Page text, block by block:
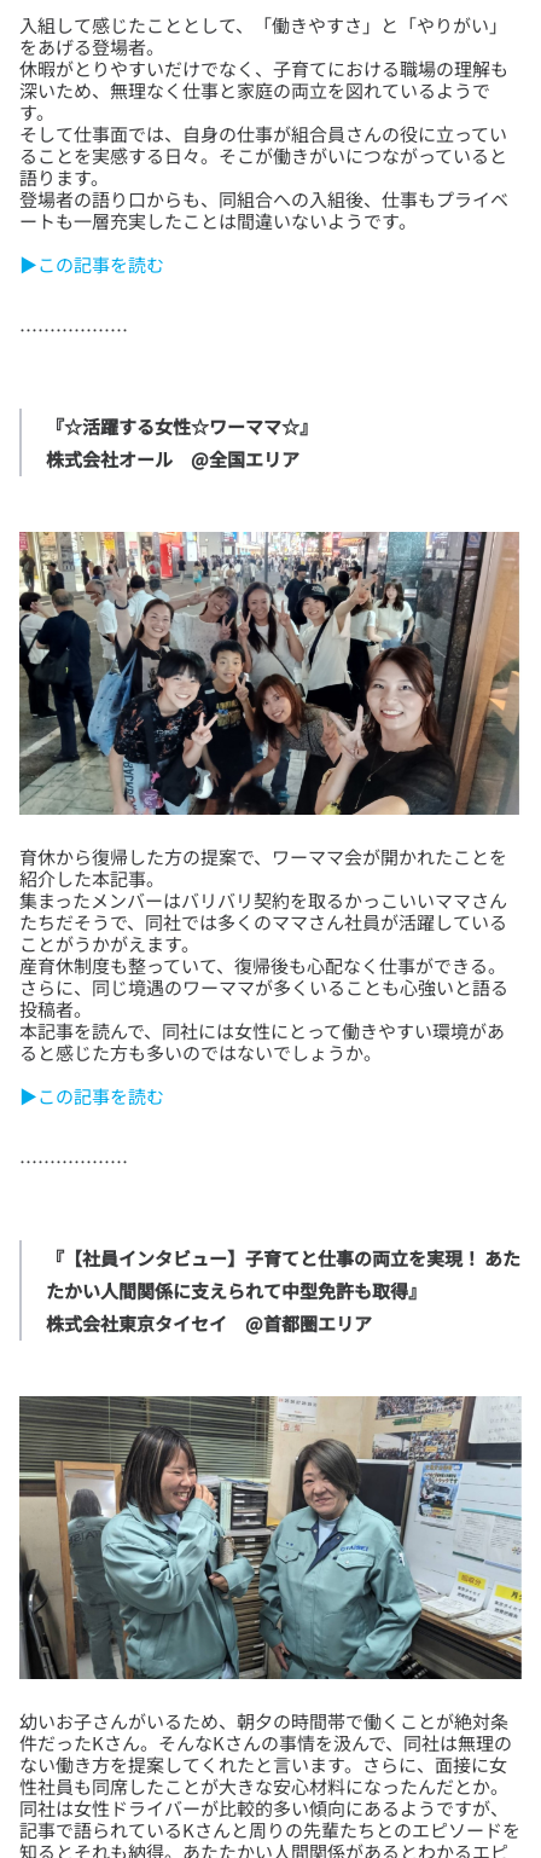
入組して感じたこととして、「働きやすさ」と「やりがい」
をあげる登場者。
休暇がとりやすいだけでなく、子育てにおける職場の理解も
深いため、無理なく仕事と家庭の両立を図れているようで
す。
そして仕事面では、自身の仕事が組合員さんの役に立ってい
ることを実感する日々。そこが働きがいにつながっていると
語ります。
登場者の語り口からも、同組合への入組後、仕事もプライベ
▶この記事を読む
『☆活躍する女性☆ワーママ☆』
株式会社オール　@全国エリア
育休から復帰した方の提案で、ワーママ会が開かれたことを
紹介した本記事。
集まったメンバーはバリバリ契約を取るかっこいいママさん
たちだそうで、同社では多くのママさん社員が活躍している
ことがうかがえます。
産育休制度も整っていて、復帰後も心配なく仕事ができる。
さらに、同じ境遇のワーママが多くいることも心強いと語る
投稿者。
本記事を読んで、同社には女性にとって働きやすい環境があ
▶この記事を読む
『【社員インタビュー】子育てと仕事の両立を実現！ あた
たかい人間関係に支えられて中型免許も取得』
株式会社東京タイセイ　@首都圏エリア
幼いお子さんがいるため、朝夕の時間帯で働くことが絶対条
件だったKさん。そんなKさんの事情を汲んで、同社は無理の
ない働き方を提案してくれたと言います。さらに、面接に女
性社員も同席したことが大きな安心材料になったんだとか。
同社は女性ドライバーが比較的多い傾向にあるようですが、
記事で語られているKさんと周りの先輩たちとのエピソードを
知るとそれも納得。あたたかい人間関係があるとわかるエピ